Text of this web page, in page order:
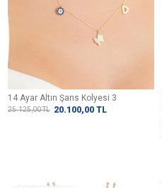
14 Ayar Altın Şans Kolyesi 3
25.125,00TL 20.100,00 TL